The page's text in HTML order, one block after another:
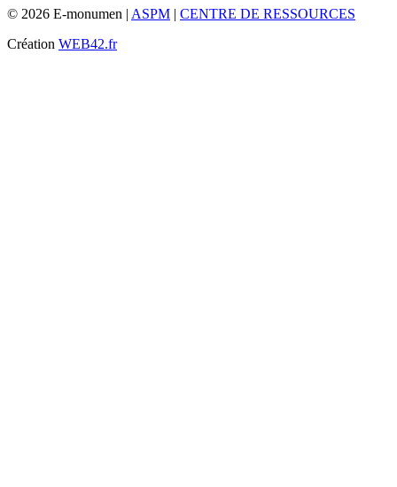
© 2026 E-monumen | ASPM | CENTRE DE RESSOURCES
Création WEB42.fr